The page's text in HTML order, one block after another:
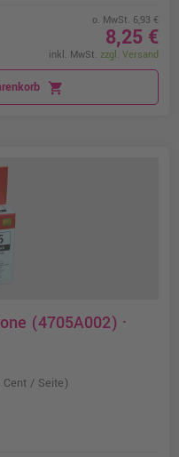
o. MwSt. 6,93 €
8,25 €
inkl. MwSt. zzgl. Versand
shopping_cart
(4705A002) ·
Cent / Seite)